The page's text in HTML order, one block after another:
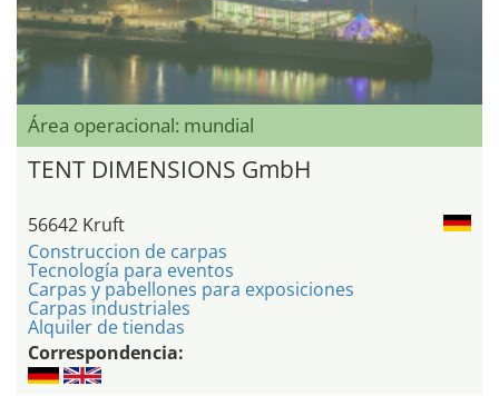
Área operacional: mundial
TENT DIMENSIONS GmbH
56642 Kruft
Construccion de carpas
Tecnología para eventos
Carpas y pabellones para exposiciones
Carpas industriales
Alquiler de tiendas
Correspondencia: